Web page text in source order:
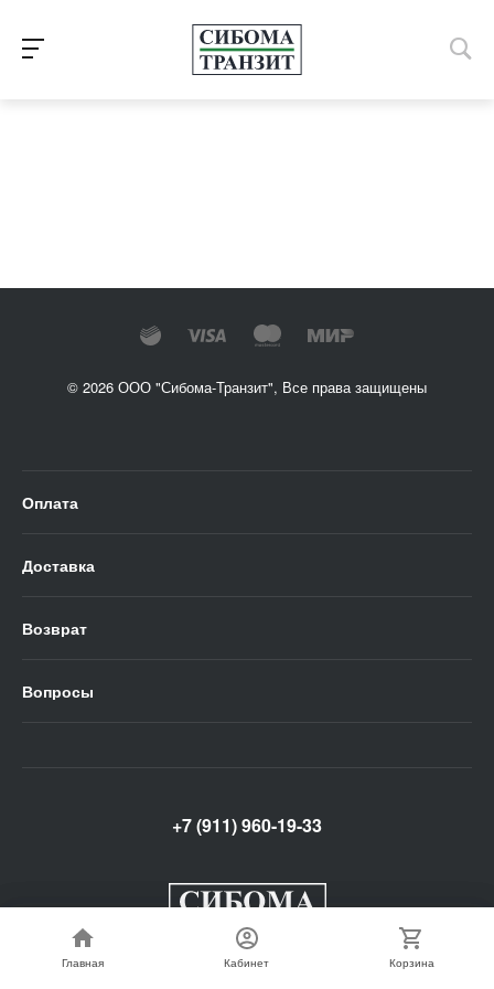
Главная Кабинет Корзина
Главная Кабинет Корзина
© 2026 ООО "Сибома-Транзит", Все права защищены
Оплата
Доставка
Возврат
Вопросы
+7 (911) 960-19-33